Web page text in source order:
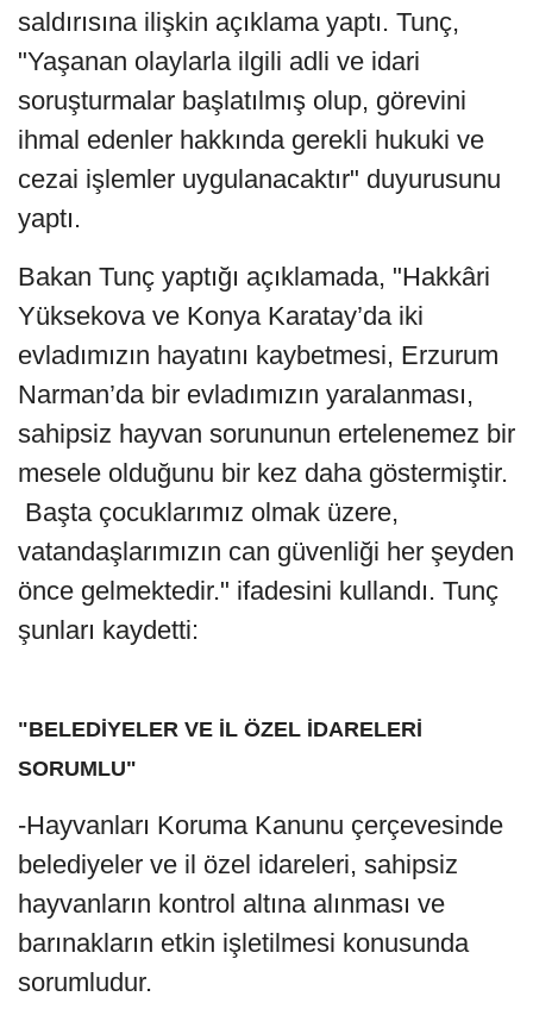
saldırısına ilişkin açıklama yaptı. Tunç,
"Yaşanan olaylarla ilgili adli ve idari
soruşturmalar başlatılmış olup, görevini
ihmal edenler hakkında gerekli hukuki ve
cezai işlemler uygulanacaktır" duyurusunu
yaptı.
Bakan Tunç yaptığı açıklamada, "Hakkâri
Yüksekova ve Konya Karatay’da iki
evladımızın hayatını kaybetmesi, Erzurum
Narman’da bir evladımızın yaralanması,
sahipsiz hayvan sorununun ertelenemez bir
mesele olduğunu bir kez daha göstermiştir.
Başta çocuklarımız olmak üzere,
vatandaşlarımızın can güvenliği her şeyden
önce gelmektedir." ifadesini kullandı. Tunç
şunları kaydetti:
"BELEDİYELER VE İL ÖZEL İDARELERİ
SORUMLU"
-Hayvanları Koruma Kanunu çerçevesinde
belediyeler ve il özel idareleri, sahipsiz
hayvanların kontrol altına alınması ve
barınakların etkin işletilmesi konusunda
sorumludur.